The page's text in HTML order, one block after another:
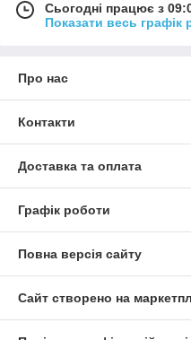
Сьогодні працює з
Показати весь графік
Про нас
Контакти
Доставка та оплата
Графік роботи
Повна версія сайту
Сайт створено на